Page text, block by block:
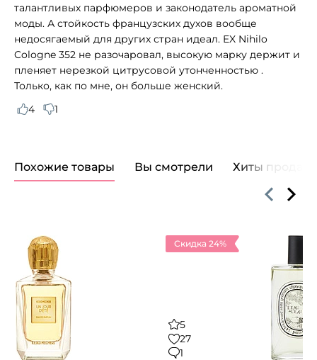
талантливых парфюмеров и законодатель ароматной
моды. А стойкость французских духов вообще
недосягаемый для других стран идеал. EX Nihilo
Cologne 352 не разочаровал, высокую марку держит и
пленяет нерезкой цитрусовой утонченностью .
Только, как по мне, он больше женский.
4
1
Похожие товары Вы смотрели Хиты продаж
Скидка 24%
5
27
1